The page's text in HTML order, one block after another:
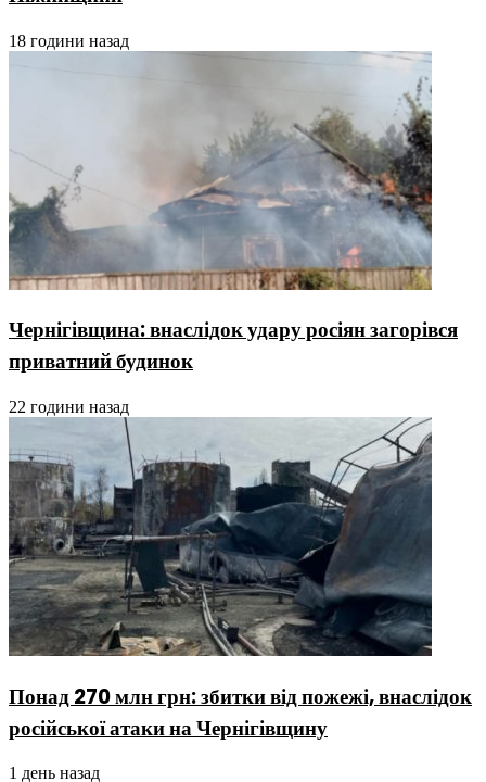
18 години назад
Чернігівщина: внаслідок удару росіян загорівся
приватний будинок
22 години назад
Понад 270 млн грн: збитки від пожежі, внаслідок
російської атаки на Чернігівщину
1 день назад